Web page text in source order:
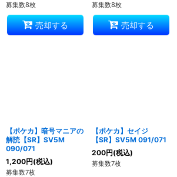
募集数8枚
売却する
募集数8枚
売却する
【ポケカ】暗号マニアの
解読【SR】SV5M
090/071
1,200円(税込)
募集数7枚
【ポケカ】セイジ
【SR】SV5M 091/071
200円(税込)
募集数7枚